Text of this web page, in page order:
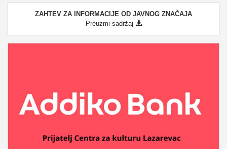
ZAHTEV ZA INFORMACIJE OD JAVNOG ZNAČAJA
Preuzmi sadržaj